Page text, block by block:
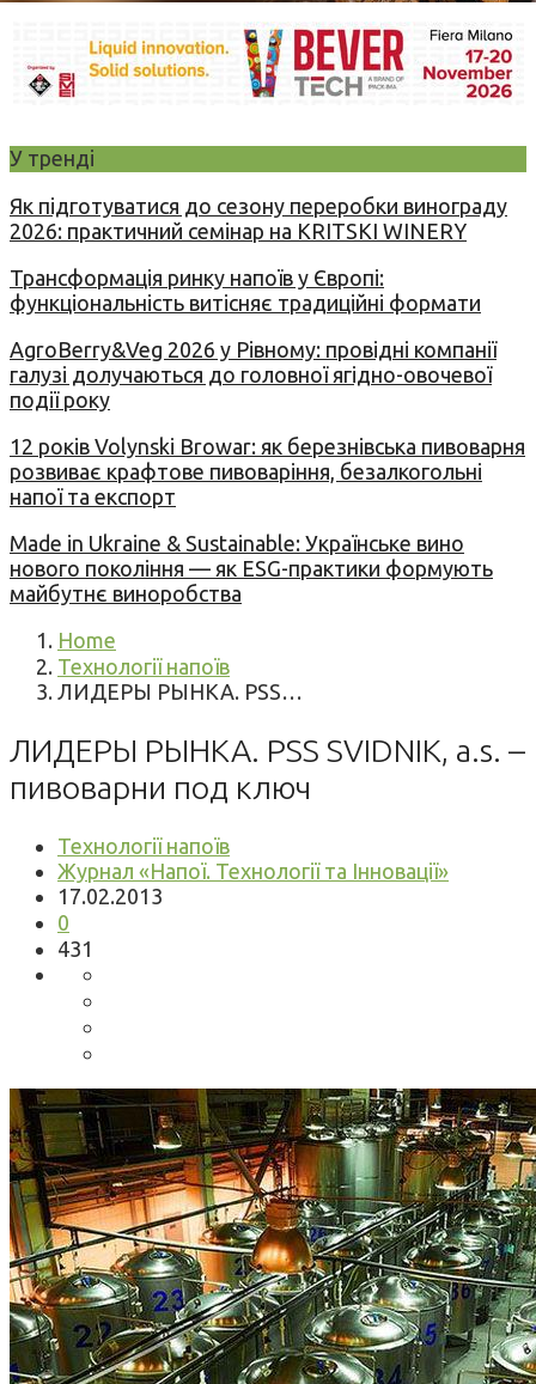
У тренді
Як підготуватися до сезону переробки винограду
2026: практичний семінар на KRITSKI WINERY
Трансформація ринку напоїв у Європі:
функціональність витісняє традиційні формати
AgroBerry&Veg 2026 у Рівному: провідні компанії
галузі долучаються до головної ягідно-овочевої
події року
12 років Volynski Browar: як березнівська пивоварня
розвиває крафтове пивоваріння, безалкогольні
напої та експорт
Made in Ukraine & Sustainable: Українське вино
нового покоління — як ESG-практики формують
майбутнє виноробства
Home
Технології напоїв
ЛИДЕРЫ РЫНКА. PSS…
ЛИДЕРЫ РЫНКА. PSS SVIDNIK, a.s. –
пивоварни под ключ
Технології напоїв
Журнал «Напої. Технології та Інновації»
17.02.2013
0
431